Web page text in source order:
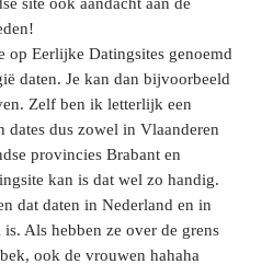
op Eerlijke Datingsites genoemd
daten. Je kan dan bijvoorbeeld
Zelf ben ik letterlijk een
dates dus zowel in Vlaanderen
provincies Brabant en
kan is dat wel zo handig.
dat daten in Nederland en in
Als hebben ze over de grens
ook de vrouwen hahaha